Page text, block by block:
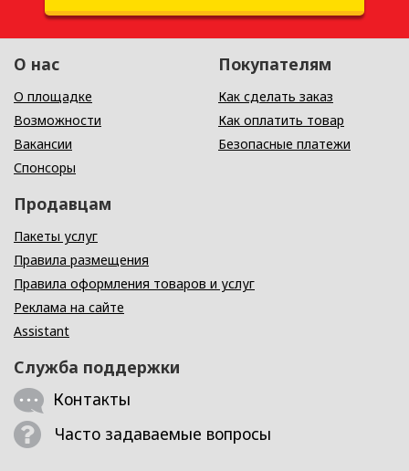
О нас
О площадке
Возможности
Вакансии
Спонсоры
Покупателям
Как сделать заказ
Как оплатить товар
Безопасные платежи
Продавцам
Пакеты услуг
Правила размещения
Правила оформления товаров и услуг
Реклама на сайте
Assistant
Служба поддержки
Контакты
Часто задаваемые вопросы